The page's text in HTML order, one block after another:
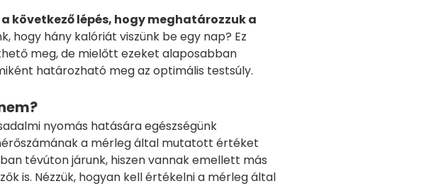
a következő lépés, hogy meghatározzuk a
hogy hány kalóriát viszünk be egy nap? Ez
meg, de mielőtt ezeket alaposabban
határozható meg az optimális testsúly.
nyomás hatására egészségünk
a mérleg által mutatott értéket
tévúton járunk, hiszen vannak emellett más
is. Nézzük, hogyan kell értékelni a mérleg által